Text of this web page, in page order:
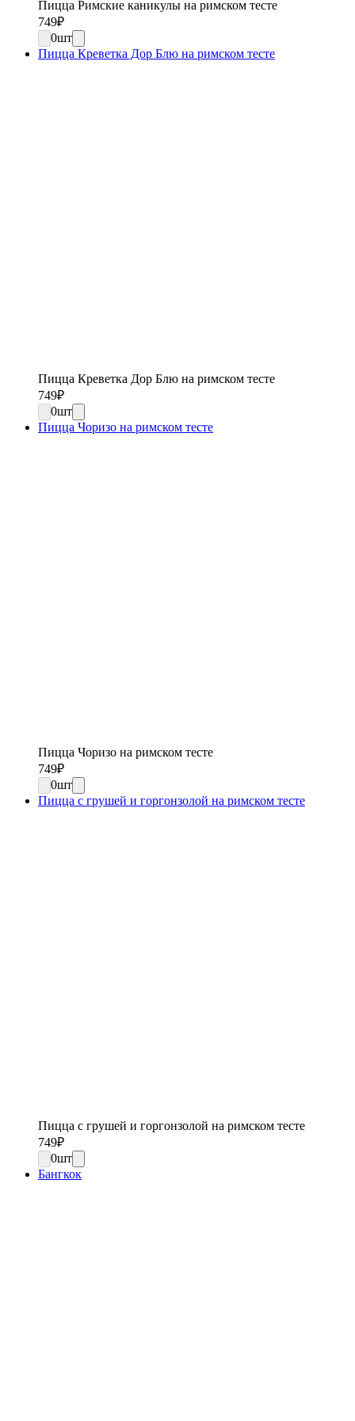
Пицца Римские каникулы на римском тесте
749₽
0шт
Пицца Креветка Дор Блю на римском тесте
Пицца Креветка Дор Блю на римском тесте
749₽
0шт
Пицца Чоризо на римском тесте
Пицца Чоризо на римском тесте
749₽
0шт
Пицца с грушей и горгонзолой на римском тесте
Пицца с грушей и горгонзолой на римском тесте
749₽
0шт
Бангкок